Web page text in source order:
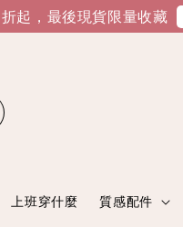
折起，最後現貨限量收藏
上班穿什麼 質感配件